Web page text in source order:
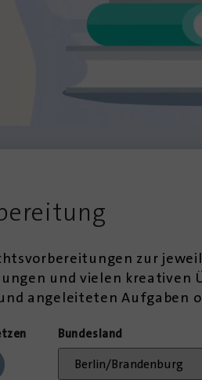
zur
und vielen
angeleiteten Aufgaben
Bundesland